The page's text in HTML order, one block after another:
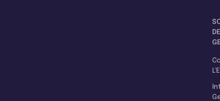
DE